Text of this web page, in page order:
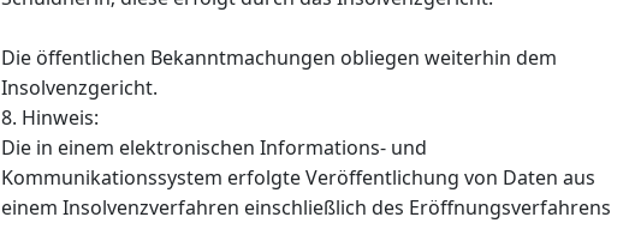
Die öffentlichen Bekanntmachungen obliegen weiterhin dem
Insolvenzgericht.
8. Hinweis:
Die in einem elektronischen Informations- und
Kommunikationssystem erfolgte Veröffentlichung von Daten aus
einem Insolvenzverfahren einschließlich des Eröffnungsverfahrens